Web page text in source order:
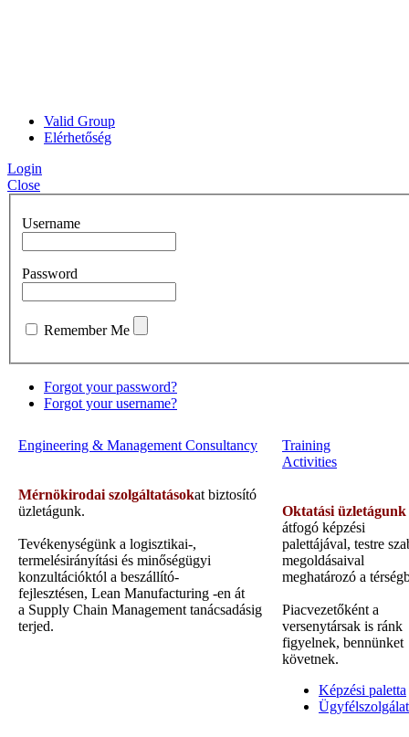
Valid Group
Elérhetőség
Login
Close
Username
Password
Remember Me
Forgot your password?
Forgot your username?
Engineering & Management Consultancy
Mérnökirodai szolgáltatásokat biztosító
üzletágunk.
Tevékenységünk a logisztikai-,
termelésirányítási és minőségügyi
konzultációktól a beszállító-
fejlesztésen, Lean Manufacturing -en át
a Supply Chain Management tanácsadásig
terjed.
Training
Activities
Oktatási üzletágunk
átfogó képzési
palettájával, testre
megoldásaival
meghatározó a
Piacvezetőként a
versenytársak is ránk
figyelnek, bennünket
követnek.
Képzési paletta
Ügyfélszolgálat